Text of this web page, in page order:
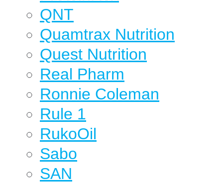
QNT
Quamtrax Nutrition
Quest Nutrition
Real Pharm
Ronnie Coleman
Rule 1
RukoOil
Sabo
SAN